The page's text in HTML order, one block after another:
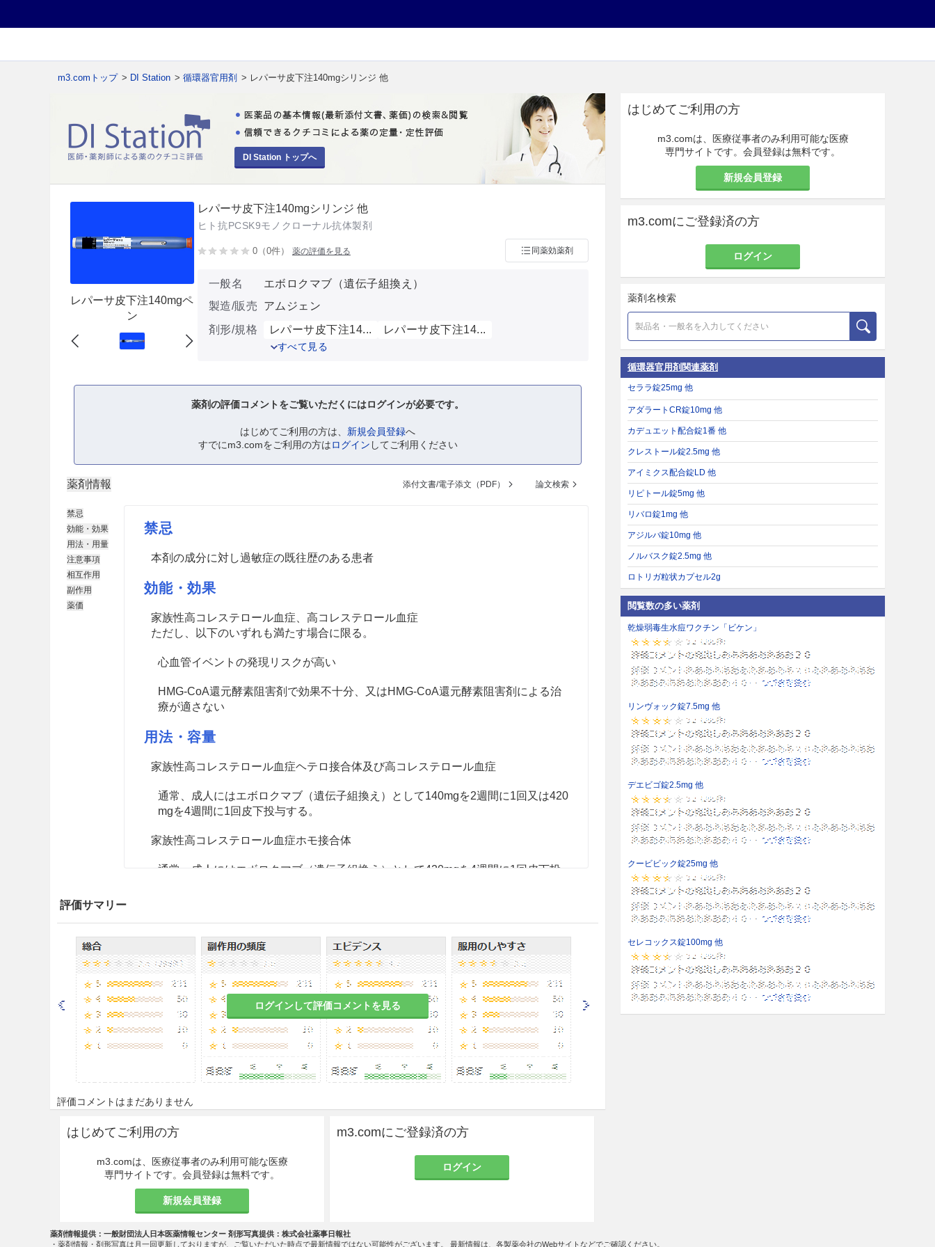
m3.comトップ > DI Station > 循環器官用剤 > レパーサ皮下注140mgシリンジ 他
DI Station トップへ
レパーサ皮下注140mgペ
ン
レパーサ皮下注140mgシリンジ 他
ヒト抗PCSK9モノクローナル抗体製剤
0（0件） 薬の評価を見る 同薬効薬剤
一般名
エボロクマブ（遺伝子組換え）
製造/販売
アムジェン
剤形/規格
レパーサ皮下注14... レパーサ皮下注14...
すべて見る
薬剤の評価コメントをご覧いただくにはログインが必要です。
はじめてご利用の方は、 新規会員登録へ
すでにm3.comをご利用の方はログイン してご利用ください
薬剤情報 添付文書/電子添文（PDF） 論文検索
禁忌
効能・効果
用法・用量
注意事項
相互作用
副作用
薬価
禁忌
本剤の成分に対し過敏症の既往歴のある患者
効能・効果
家族性高コレステロール血症、高コレステロール血症
ただし、以下のいずれも満たす場合に限る。
心血管イベントの発現リスクが高い
HMG-CoA還元酵素阻害剤で効果不十分、又はHMG-CoA還元酵素阻害剤による治
療が適さない
用法・容量
家族性高コレステロール血症ヘテロ接合体及び高コレステロール血症
通常、成人にはエボロクマブ（遺伝子組換え）として140mgを2週間に1回又は420
mgを4週間に1回皮下投与する。
家族性高コレステロール血症ホモ接合体
通常、成人にはエボロクマブ（遺伝子組換え）として420mgを4週間に1回皮下投
重要な基本的注意
本剤投与にあたっては、あらかじめ高コレステロール血症治療の基本である食事療
法を行い、更に運動療法、禁煙、他の虚血性心疾患のリスクファクター（糖尿病、
高血圧症等）の軽減等も十分考慮すること。
投与中は血中脂質値を定期的に検査し、本剤に対する反応が認められない場合には
投与を中止すること。
HMG-CoA還元酵素阻害剤及び他の脂質異常症治療薬と併用する場合は、併用する
作用の記載を必ず確認すること。
自己投与の実施について
自己投与にはレパーサ皮下注140mgペンを用いること。
者に対して医師又は医療従事者が十分な自己投与に向けての教育・訓練を実施す
評価サマリー
ログインして評価コメントを見る
評価コメントはまだありません
はじめてご利用の方
m3.comは、医療従事者のみ利用可能な医療
専門サイトです。会員登録は無料です。
新規会員登録
m3.comにご登録済の方
ログイン
はじめてご利用の方
m3.comは、医療従事者のみ利用可能な医療
専門サイトです。会員登録は無料です。
新規会員登録
m3.comにご登録済の方
ログイン
薬剤名検索
循環器官用剤関連薬剤
セララ錠25mg 他
アダラートCR錠10mg 他
カデュエット配合錠1番 他
クレストール錠2.5mg 他
アイミクス配合錠LD 他
リピトール錠5mg 他
リバロ錠1mg 他
アジルバ錠10mg 他
ノルバスク錠2.5mg 他
ロトリガ粒状カプセル2g
閲覧数の多い薬剤
乾燥弱毒生水痘ワクチン「ビケン」
リンヴォック錠7.5mg 他
デエビゴ錠2.5mg 他
クービビック錠25mg 他
セレコックス錠100mg 他
薬剤情報提供：一般財団法人日本医薬情報センター 剤形写真提供：株式会社薬事日報社
・薬剤情報・剤形写真は月一回更新しておりますが、ご覧いただいた時点で最新情報ではない可能性がございます。 最新情報は、各製薬会社のWebサイトなどでご確認ください。